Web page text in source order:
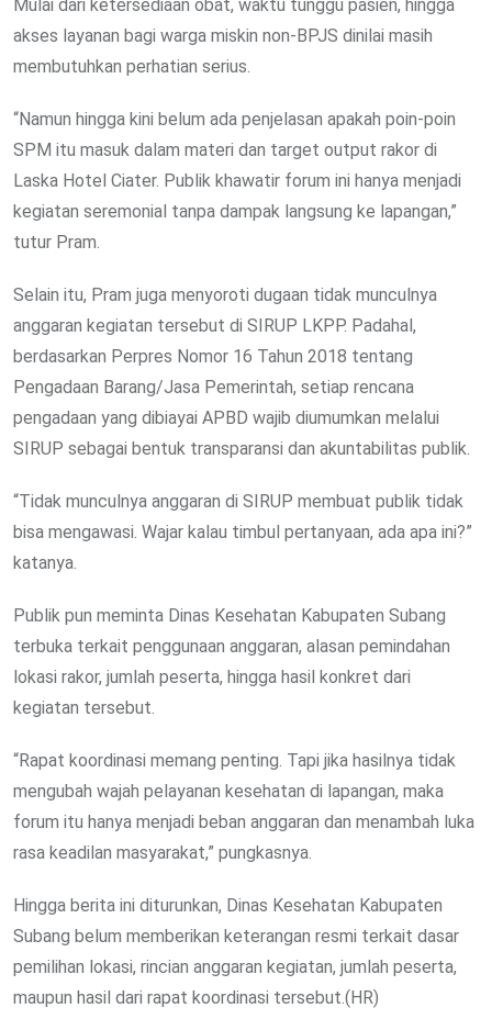
Mulai dari ketersediaan obat, waktu tunggu pasien, hingga
akses layanan bagi warga miskin non-BPJS dinilai masih
membutuhkan perhatian serius.
“Namun hingga kini belum ada penjelasan apakah poin-poin
SPM itu masuk dalam materi dan target output rakor di
Laska Hotel Ciater. Publik khawatir forum ini hanya menjadi
kegiatan seremonial tanpa dampak langsung ke lapangan,”
tutur Pram.
Selain itu, Pram juga menyoroti dugaan tidak munculnya
anggaran kegiatan tersebut di SIRUP LKPP. Padahal,
berdasarkan Perpres Nomor 16 Tahun 2018 tentang
Pengadaan Barang/Jasa Pemerintah, setiap rencana
pengadaan yang dibiayai APBD wajib diumumkan melalui
SIRUP sebagai bentuk transparansi dan akuntabilitas publik.
“Tidak munculnya anggaran di SIRUP membuat publik tidak
bisa mengawasi. Wajar kalau timbul pertanyaan, ada apa ini?”
katanya.
Publik pun meminta Dinas Kesehatan Kabupaten Subang
terbuka terkait penggunaan anggaran, alasan pemindahan
lokasi rakor, jumlah peserta, hingga hasil konkret dari
kegiatan tersebut.
“Rapat koordinasi memang penting. Tapi jika hasilnya tidak
mengubah wajah pelayanan kesehatan di lapangan, maka
forum itu hanya menjadi beban anggaran dan menambah luka
rasa keadilan masyarakat,” pungkasnya.
Hingga berita ini diturunkan, Dinas Kesehatan Kabupaten
Subang belum memberikan keterangan resmi terkait dasar
pemilihan lokasi, rincian anggaran kegiatan, jumlah peserta,
maupun hasil dari rapat koordinasi tersebut.(HR)